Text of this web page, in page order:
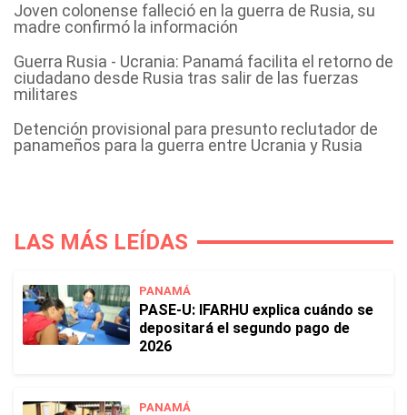
Joven colonense falleció en la guerra de Rusia, su
madre confirmó la información
Guerra Rusia - Ucrania: Panamá facilita el retorno de
ciudadano desde Rusia tras salir de las fuerzas
militares
Detención provisional para presunto reclutador de
panameños para la guerra entre Ucrania y Rusia
LAS MÁS LEÍDAS
PANAMÁ
PASE-U: IFARHU explica cuándo se
depositará el segundo pago de
2026
PANAMÁ